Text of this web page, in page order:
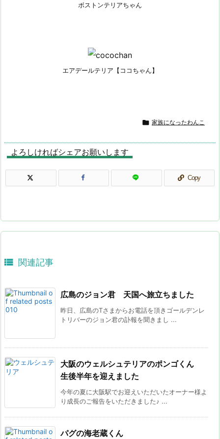
ボストンテリアちゃん
エアデールテリア【ココちゃん】
 家族になったわんこ
よろしければシェアお願いします
Copy
 関連記事
広島のジョン君 天国へ旅立ちました
昨日、広島のTさまからお電話を頂きゴールデンレ
トリバーのジョン君の訃報を聞きまし ...
大阪のウェルシュテリアのポンゴくん
生後半年を迎えました
今年の夏に大阪駅でお迎えいただいたオーナー様よ
り成長のご報告をいただきました♪ ...
パグの海老蔵くん